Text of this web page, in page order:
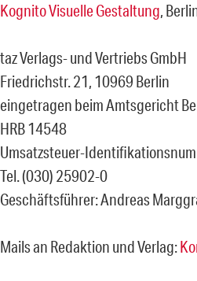
Kognito Visuelle Gestaltung,
taz Verlags- und Vertriebs GmbH
Friedrichstr. 21, 10969 Berlin
eingetragen beim Amtsgericht
HRB 14548
Umsatzsteuer-
Tel. (030) 25902-0
Geschäftsführer: Andreas
Mails an Redaktion und Verlag: